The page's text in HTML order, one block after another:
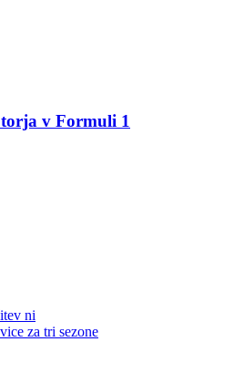
v Formuli 1
ni
za tri sezone